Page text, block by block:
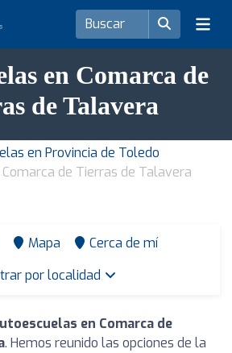
en Comarca de
de Talavera
en Provincia de Toledo
de Tierras de Talavera
Mapa
Cerca de mí
por localidad
en Comarca de
. Hemos reunido las opciones de la